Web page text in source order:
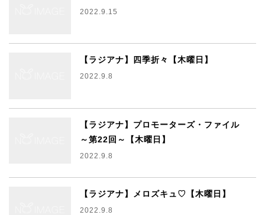
2022.9.15
【ラジアナ】四季折々【木曜日】
2022.9.8
【ラジアナ】プロモーターズ・ファイル
～第22回～【木曜日】
2022.9.8
【ラジアナ】メロズキュ♡【木曜日】
2022.9.8